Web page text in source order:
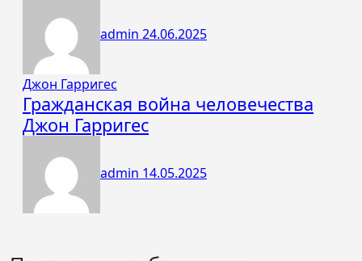
admin 24.06.2025
Джон Гарригес
Гражданская война человечества
Джон Гарригес
admin 14.05.2025